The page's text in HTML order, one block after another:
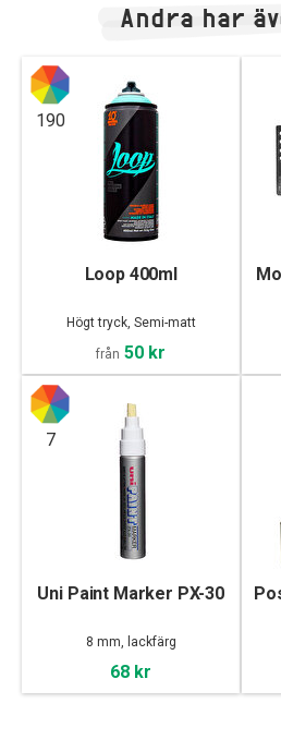
Andra har
190
Loop 400ml
Högt tryck, Semi-matt
från 50 kr
7
Uni Paint Marker PX-30
8 mm, lackfärg
68 kr